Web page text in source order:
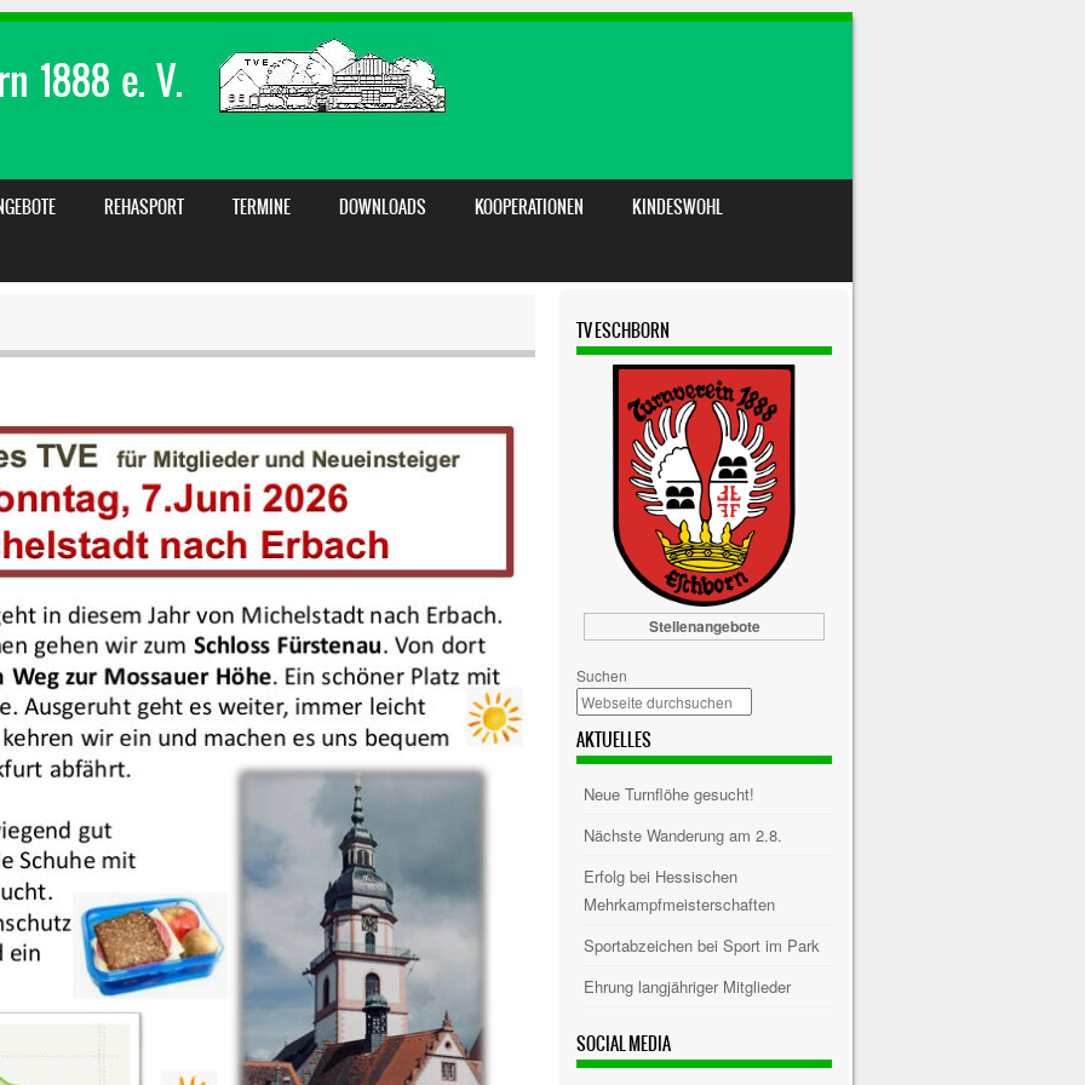
1888 e. V.
REHASPORT TERMINE DOWNLOADS KOOPERATIONEN
KINDESWOHL
TV ESCHBORN
Stellenangebote
Suchen
AKTUELLES
Neue Turnflöhe gesucht!
Nächste Wanderung am 2.8.
Erfolg bei Hessischen
Mehrkampfmeisterschaften
Sportabzeichen bei Sport im Park
Ehrung langjähriger Mitglieder
SOCIAL MEDIA